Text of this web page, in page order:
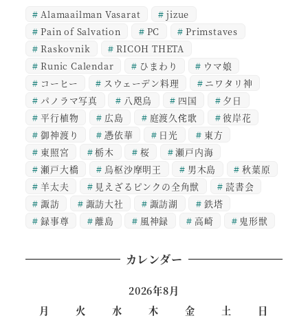
Alamaailman Vasarat
jizue
Pain of Salvation
PC
Primstaves
Raskovnik
RICOH THETA
Runic Calendar
ひまわり
ウマ娘
コーヒー
スウェーデン料理
ニワタリ神
パノラマ写真
八咫烏 四国
夕日
平行植物
広島 庭渡久侘歌
彼岸花
御神渡り
憑依華 日光
東方
東照宮
栃木 桜
瀬戸内海
瀬戸大橋
烏枢沙摩明王 男木島
秋葉原
羊太夫
見えざるピンクの全角獣
読書会
諏訪
諏訪大社 諏訪湖
鉄塔
録事尊
離島 風神録 高崎 鬼形獣
カレンダー
2026年8月
月
火 水 木 金 土
日